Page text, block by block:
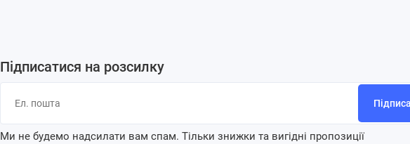
Підписатися на розсилку
Ми не будемо надсилати вам спам. Тільки знижки та вигідні пропозиції